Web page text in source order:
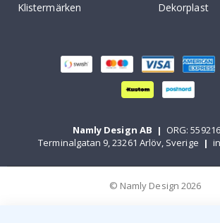
Klistermärken
Dekorplast
Namly Design AB | ORG:
Terminalgatan 9, 23261 Arlöv, Sverige |
© Namly Design 2026